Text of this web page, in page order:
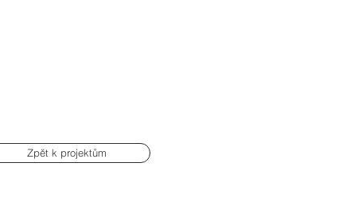
Zpět k projektům